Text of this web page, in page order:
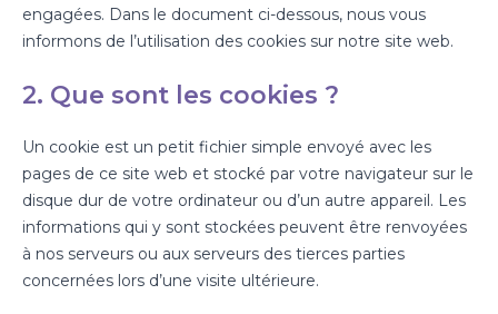
engagées. Dans le document ci-dessous, nous vous
informons de l’utilisation des cookies sur notre site web.
2. Que sont les cookies ?
Un cookie est un petit fichier simple envoyé avec les
pages de ce site web et stocké par votre navigateur sur le
disque dur de votre ordinateur ou d’un autre appareil. Les
informations qui y sont stockées peuvent être renvoyées
à nos serveurs ou aux serveurs des tierces parties
concernées lors d’une visite ultérieure.